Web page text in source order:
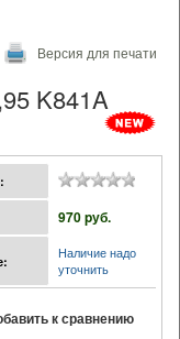
Версия для печати
970 pуб.
Наличие надо
уточнить
к сравнению